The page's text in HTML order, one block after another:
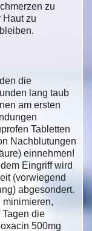
zu
Haut zu
die
lang taub
am ersten
Tabletten
Nachblutungen
einnehmen!
Eingriff wird
(vorwiegend
abgesondert.
minimieren,
die
500mg